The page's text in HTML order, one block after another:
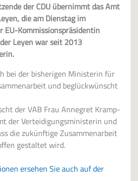
der CDU übernimmt das Amt
die am Dienstag im
EU-Kommissionspräsidentin
Leyen war seit 2013
bei der bisherigen Ministerin für
und beglückwünscht
der VAB Frau Annegret Kramp-
der Verteidigungsministerin und
die zukünftige Zusammenarbeit
gestaltet wird.
ersehen Sie auch auf der